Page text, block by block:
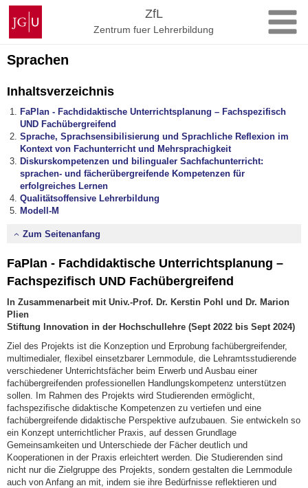
Zum
Inhalt
springen
Johannes
Gutenberg-
Universität
Mainz
ZfL
Zentrum fuer Lehrerbildung
Sprachen
Inhaltsverzeichnis
FaPlan - Fachdidaktische Unterrichtsplanung – Fachspezifisch
UND Fachübergreifend
Sprache, Sprachsensibilisierung und Sprachliche Reflexion im
Kontext von Fachunterricht und Mehrsprachigkeit
Diskurskompetenzen und bilingualer Sachfachunterricht:
sprachen- und fächerübergreifende Kompetenzen für
erfolgreiches Lernen
Qualitätsoffensive Lehrerbildung
Modell-M
Zum Seitenanfang
FaPlan - Fachdidaktische Unterrichtsplanung –
Fachspezifisch UND Fachübergreifend
In Zusammenarbeit mit Univ.-Prof. Dr. Kerstin Pohl und Dr. Marion
Plien
Stiftung Innovation in der Hochschullehre (Sept 2022 bis Sept 2024)
Ziel des Projekts ist die Konzeption und Erprobung fachübergreifender,
multimedialer, flexibel einsetzbarer Lernmodule, die Lehramtsstudierende
verschiedener Unterrichtsfächer beim Erwerb und Ausbau einer
fachübergreifenden professionellen Handlungskompetenz unterstützen
sollen. Im Rahmen des Projekts wird Studierenden ermöglicht,
fachspezifische didaktische Kompetenzen zu vertiefen und eine
fachübergreifende didaktische Perspektive aufzubauen. Sie entwickeln so
ein Konzept unterrichtlicher Praxis, auf dessen Grundlage
Gemeinsamkeiten und Unterschiede der Fächer deutlich und
Kooperationen in der Praxis erleichtert werden. Die Studierenden sind
nicht nur die Zielgruppe des Projekts, sondern gestalten die Lernmodule
auch von Anfang an mit, indem sie ihre Bedürfnisse reflektieren und